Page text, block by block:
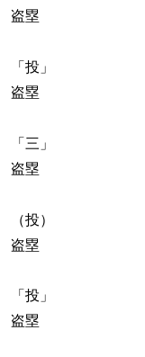
盗塁
「投」 宮
盗塁
「三」 伊藤
盗塁
（投） 上茶
盗塁
「投」 三
盗塁